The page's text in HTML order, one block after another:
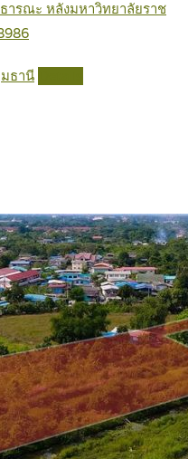
ารณะ หลังมหาวิทยาลัยราช
ธานี